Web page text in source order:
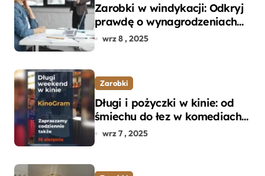
Zarobki w windykacji: Odkryj
prawdę o wynagrodzeniach
specjalistów w branży
wrz 8 , 2025
Zarobki
Długi i pożyczki w kinie: od
śmiechu do łez w komediach i
dramatach
wrz 7 , 2025